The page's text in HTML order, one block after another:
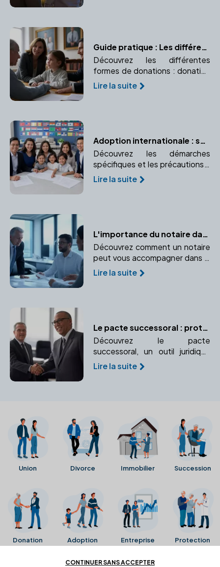
Guide pratique : Les différentes formes de donations
Découvrez les différentes
formes de donations : donation
simple, donation-partage, et
donation avec réserve
Lire la suite
Adoption internationale : spécificités et précautions
Découvrez les démarches
spécifiques et les précautions à
prendre pour une adoption à
l'étranger. Comprendre le rôle
Lire la suite
L'importance du notaire dans la création d'entreprise
Découvrez comment un notaire
peut vous accompagner dans la
création de votre entreprise, du
choix du statut juridique à la
Lire la suite
Le pacte successoral : protéger un proche ou garantir un accord
Découvrez le pacte
successoral, un outil juridique
permettant d'organiser et de
sécuriser des accords entre
Lire la suite
Union Divorce Immobilier Succession
Donation Adoption Entreprise Protection
CONTINUER SANS ACCEPTER